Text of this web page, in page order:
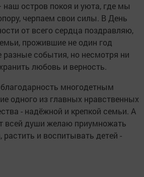
остров покоя и уюта, где мы
черпаем свои силы. В День
от всего сердца поздравляю,
прожившие не один год
разные события, но несмотря ни
любовь и верность.
многодетным
одного из главных нравственных
- надёжной и крепкой семьи. А
души желаю приумножать
и воспитывать детей -